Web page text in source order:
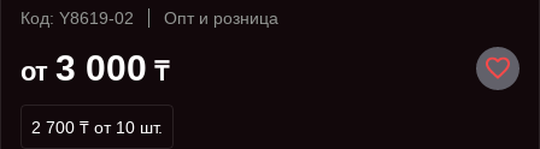
Код: Y8619-02
Опт и розница
от 3 000 ₸
2 700 ₸ от 10 шт.